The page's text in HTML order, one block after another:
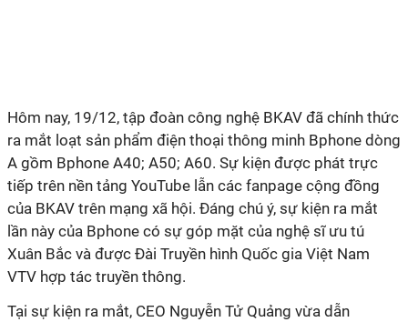
Hôm nay, 19/12, tập đoàn công nghệ BKAV đã chính thức
ra mắt loạt sản phẩm điện thoại thông minh Bphone dòng
A gồm Bphone A40; A50; A60. Sự kiện được phát trực
tiếp trên nền tảng YouTube lẫn các fanpage cộng đồng
của BKAV trên mạng xã hội. Đáng chú ý, sự kiện ra mắt
lần này của Bphone có sự góp mặt của nghệ sĩ ưu tú
Xuân Bắc và được Đài Truyền hình Quốc gia Việt Nam
VTV hợp tác truyền thông.
Tại sự kiện ra mắt, CEO Nguyễn Tử Quảng vừa dẫn